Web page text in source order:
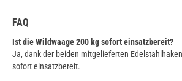
FAQ
Ist die Wildwaage 200 kg sofort einsatzbereit?
Ja, dank der beiden mitgelieferten
sofort einsatzbereit.